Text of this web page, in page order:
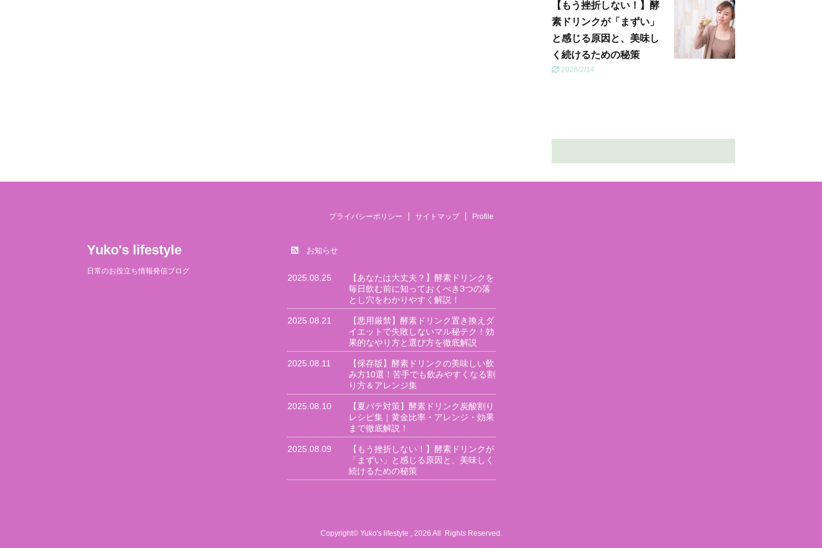
【もう挫折しない！】酵
素ドリンクが「まずい」
と感じる原因と、美味し
く続けるための秘策
2026/2/14
プライバシーポリシー サイトマップ Profile
お知らせ
2025.08.25
【あなたは大丈夫？】酵素ドリンクを
毎日飲む前に知っておくべき3つの落
とし穴をわかりやすく解説！
2025.08.21
【悪用厳禁】酵素ドリンク置き換えダ
イエットで失敗しないマル秘テク！効
果的なやり方と選び方を徹底解説
2025.08.11
【保存版】酵素ドリンクの美味しい飲
み方10選！苦手でも飲みやすくなる割
り方＆アレンジ集
2025.08.10
【夏バテ対策】酵素ドリンク炭酸割り
レシピ集｜黄金比率・アレンジ・効果
まで徹底解説！
2025.08.09
【もう挫折しない！】酵素ドリンクが
「まずい」と感じる原因と、美味しく
続けるための秘策
Yuko's lifestyle
日常のお役立ち情報発信ブログ
Copyright© Yuko's lifestyle , 2026 All Rights Reserved.